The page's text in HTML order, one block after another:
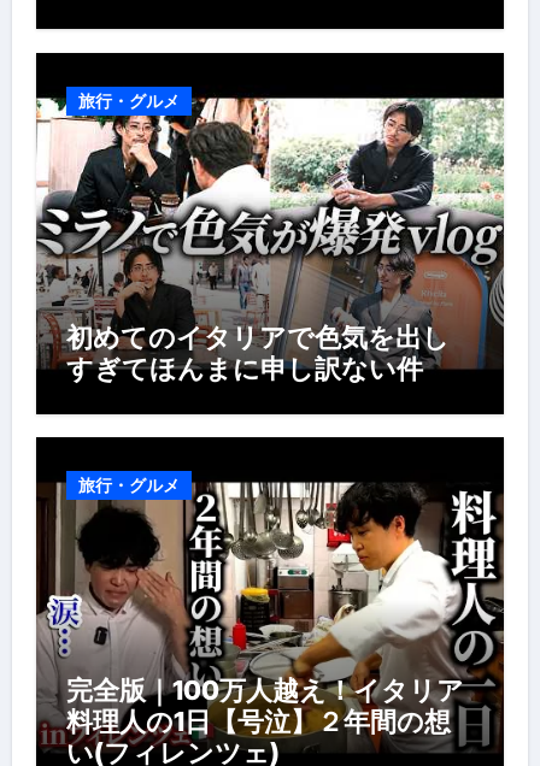
旅行・グルメ
初めてのイタリアで色気を出し
すぎてほんまに申し訳ない件
旅行・グルメ
完全版｜100万人越え！イタリア
料理人の1日【号泣】２年間の想
い(フィレンツェ)